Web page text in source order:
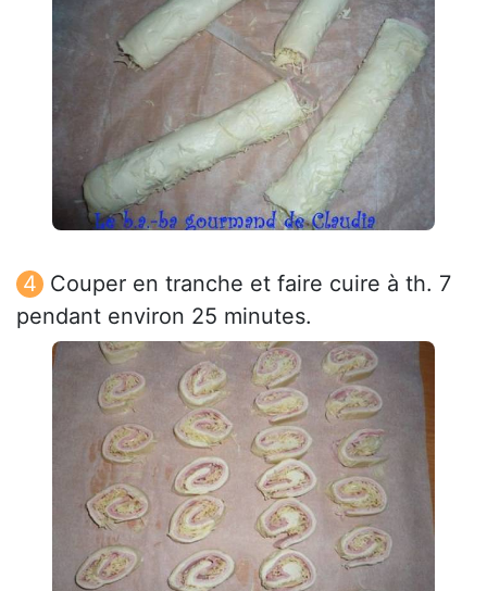
Couper en tranche et faire cuire à th. 7
pendant environ 25 minutes.